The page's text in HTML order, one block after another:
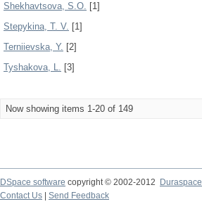
Shekhavtsova, S.O. [1]
Stepykina, T. V. [1]
Terniievska, Y. [2]
Tyshakova, L. [3]
Now showing items 1-20 of 149
DSpace software copyright © 2002-2012
Duraspace
Contact Us
Send Feedback